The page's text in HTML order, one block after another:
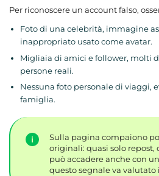
Per riconoscere un account falso,
Foto di una celebrità, immagine
inappropriato usato come avatar.
Migliaia di amici e follower, molti
persone reali.
Nessuna foto personale di viaggi,
famiglia.
Sulla pagina compaiono
originali: quasi solo repost,
può accadere anche con
questo segnale va